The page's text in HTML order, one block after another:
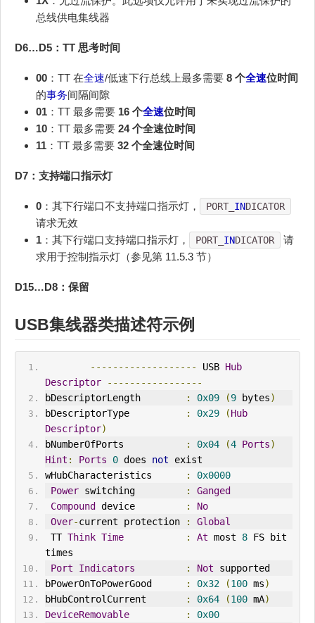
总线供电集线器
D6…D5：TT 思考时间
00 ：TT 在全速/低速下行总线上最多需要 8 个全速位时间
的事务间隔间隙
01 ：TT 最多需要 16 个全速位时间
10 ：TT 最多需要 24 个全速位时间
11 ：TT 最多需要 32 个全速位时间
D7：支持端口指示灯
0 ：其下行端口不支持端口指示灯， PORT_ INDICATOR
请求无效
1 ：其下行端口支持端口指示灯， PORT_ INDICATOR
请
求用于控制指示灯（参见第 11.5.3 节）
D15…D8：保留
USB集线器类描述符示例
------------------- USB Hub
Descriptor
-----------------
bDescriptorLength
: 0x09 (9 bytes)
bDescriptorType
: 0x29 (Hub
Descriptor)
bNumberOfPorts
: 0x04 (4 Ports)
Hint : Ports 0 does not exist
wHubCharacteristics
:
0x0000
Power switching :
Ganged
Compound
device :
No
Over-current protection :
Global
TT Think Time : At most 8 FS bit
times
Port
Indicators : Not supported
bPowerOnToPowerGood
: 0x32 (100 ms)
bHubControlCurrent
: 0x64 (100 mA)
DeviceRemovable
:
0x00